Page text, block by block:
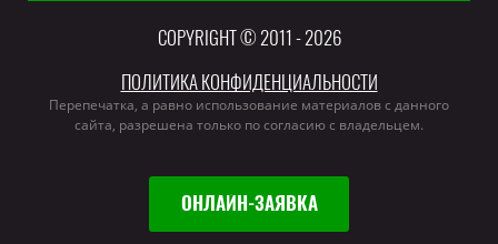
COPYRIGHT © 2011 - 2026
ПОЛИТИКА КОНФИДЕНЦИАЛЬНОСТИ
Перепечатка, а равно использование материалов с данного
сайта, разрешена только по согласию с владельцем.
ОНЛАЙН-ЗАЯВКА